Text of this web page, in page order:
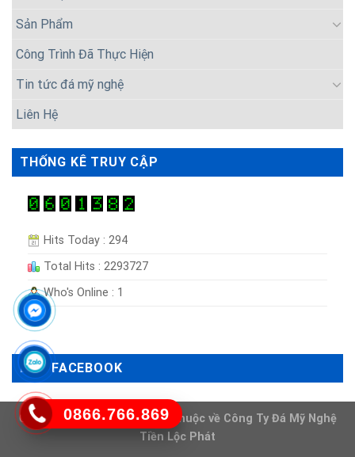
0866.766.869
Sản Phẩm
Công Trình Đã Thực Hiện
Tin tức đá mỹ nghệ
Liên Hệ
THỐNG KÊ TRUY CẬP
Hits Today : 294
Total Hits : 2293727
Who's Online : 1
LIKE FACEBOOK
Copyright 2026 ©Bản quyền thuộc về Công Ty Đá Mỹ Nghệ
Tiền Lộc Phát